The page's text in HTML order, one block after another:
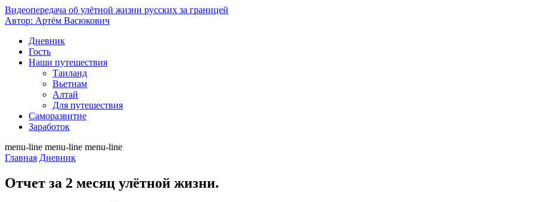
Видеопередача об улётной жизни русских за границей
Автор: Артём Васюкович
Дневник
Гость
Наши путешествия
Таиланд
Вьетнам
Алтай
Для путешествия
Саморазвитие
Заработок
menu-line menu-line menu-line
Главная Дневник
Отчет за 2 месяц улётной жизни.